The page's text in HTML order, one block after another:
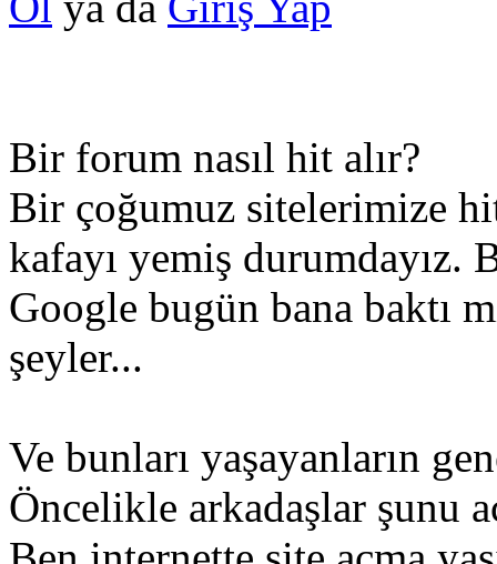
Bir forum nasıl hit alır?
Bir çoğumuz sitelerimize
kafayı yemiş durumdayız.
Google bugün bana baktı
şeyler...
Ve bunları yaşayanların
Öncelikle arkadaşlar şunu